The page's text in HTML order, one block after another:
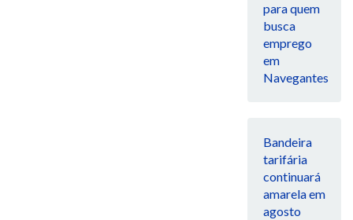
para quem
busca
emprego
em
Navegantes
Bandeira
tarifária
continuará
amarela em
agosto